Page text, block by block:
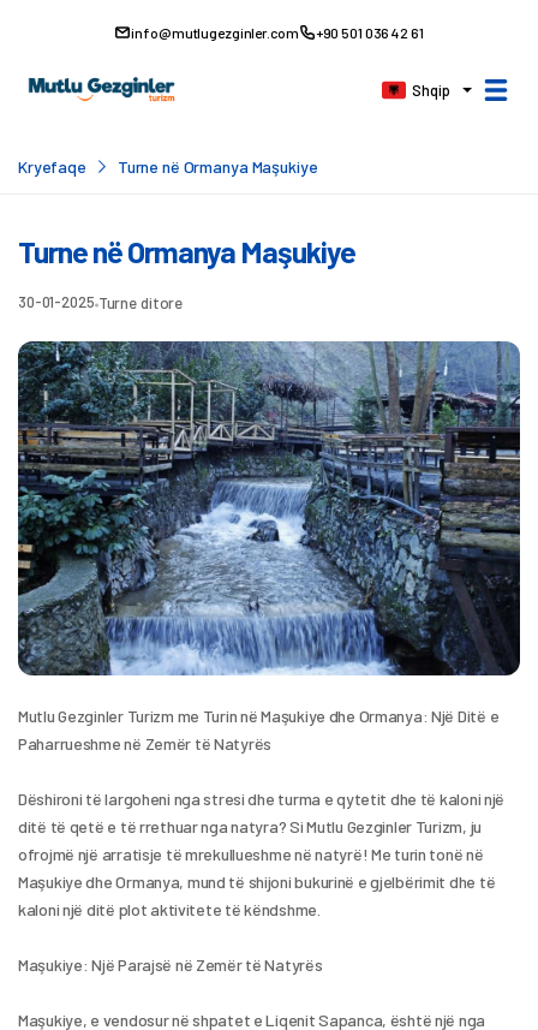
info@mutlugezginler.com +90 501 036 42 61
Shqip
Kryefaqe Turne në Ormanya Maşukiye
Turne në Ormanya Maşukiye
30-01-2025 Turne ditore
Mutlu Gezginler Turizm me Turin në Maşukiye dhe Ormanya: Një Ditë e
Paharrueshme në Zemër të Natyrës
Dëshironi të largoheni nga stresi dhe turma e qytetit dhe të kaloni një
ditë të qetë e të rrethuar nga natyra? Si Mutlu Gezginler Turizm, ju
ofrojmë një arratisje të mrekullueshme në natyrë! Me turin tonë në
Maşukiye dhe Ormanya, mund të shijoni bukurinë e gjelbërimit dhe të
kaloni një ditë plot aktivitete të këndshme.
Maşukiye: Një Parajsë në Zemër të Natyrës
Maşukiye, e vendosur në shpatet e Liqenit Sapanca, është një nga